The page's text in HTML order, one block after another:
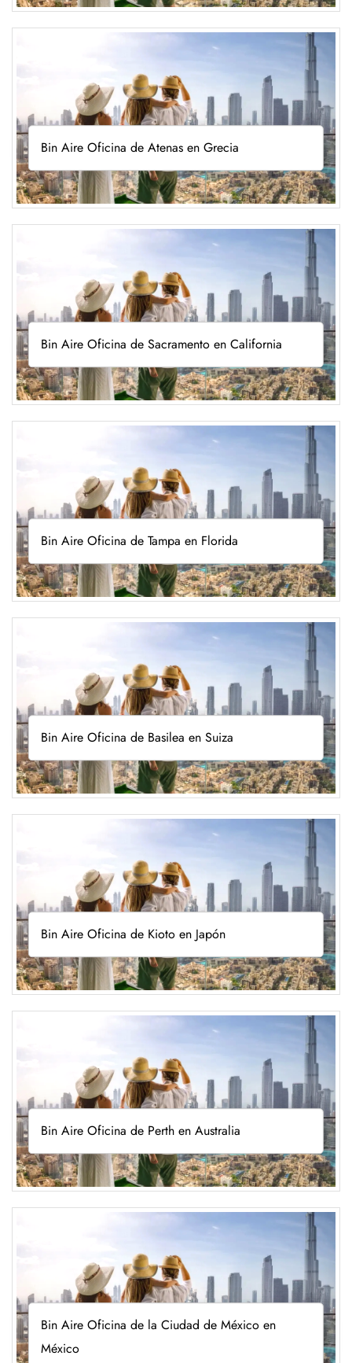
Bin Aire Oficina de Atenas en Grecia
Bin Aire Oficina de Sacramento en California
Bin Aire Oficina de Tampa en Florida
Bin Aire Oficina de Basilea en Suiza
Bin Aire Oficina de Kioto en Japón
Bin Aire Oficina de Perth en Australia
Bin Aire Oficina de la Ciudad de México en
México